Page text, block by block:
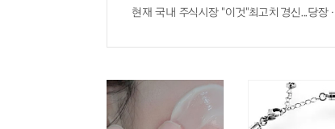
현재 국내 주식시장 "이것"최고치 경신...당장